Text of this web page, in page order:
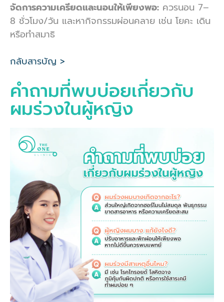
จัดการความเครียดและนอนให้เพียงพอ: ควรนอน 7–
8 ชั่วโมง/วัน และหากิจกรรมผ่อนคลาย เช่น โยคะ เดิน
หรือทำสมาธิ
กลับสารบัญ >
คำถามที่พบบ่อยเกี่ยวกับ
ผมร่วงในผู้หญิง